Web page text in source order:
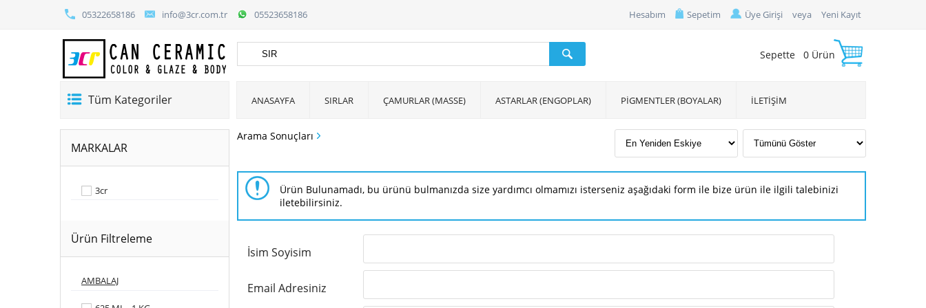
Yeni Kayıt
veya
Üye Girişi
Sepetim
Hesabım
05322658186 info@3cr.com.tr 05523658186
Sepette 0 Ürün
Tüm Kategoriler ANASAYFA SIRLAR ÇAMURLAR (MASSE) ASTARLAR (ENGOPLAR) PİGMENTLER (BOYALAR) İLETİŞİM
MARKALAR
3cr
Ürün Filtreleme
AMBALAJ
Arama Sonuçları
Ürün Bulunamadı, bu ürünü bulmanızda size yardımcı olmamızı isterseniz aşağıdaki form ile bize ürün ile ilgili talebinizi
iletebilirsiniz.
İsim Soyisim
Email Adresiniz